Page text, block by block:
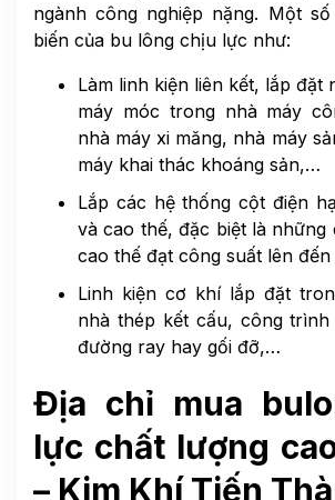
ngành công nghiệp nặng. Một
biến của bu lông chịu lực như:
Làm linh kiện liên kết, lắp đặt
máy móc trong nhà máy
nhà máy xi măng, nhà máy
máy khai thác khoáng sản,…
Lắp các hệ thống cột điện
và cao thế, đặc biệt là những
cao thế đạt công suất lên đến
Linh kiện cơ khí lắp đặt
nhà thép kết cấu, công
đường ray hay gối đỡ,…
Địa chỉ mua
lực chất lượng
– Kim Khí Tiến